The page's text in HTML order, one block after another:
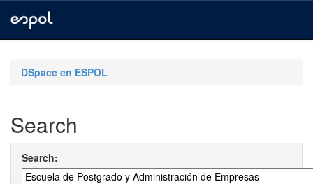
navigationDSpace en ESPOL
Search
Search: